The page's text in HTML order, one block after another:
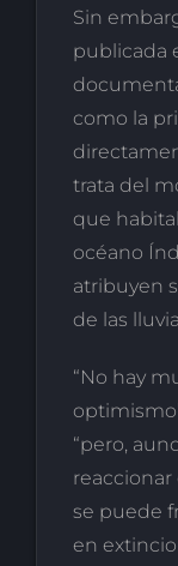
Sin
publicada
como la
trata del
que
océano
atribuyen
de las
“No hay
“pero,
reaccionar
se puede
en